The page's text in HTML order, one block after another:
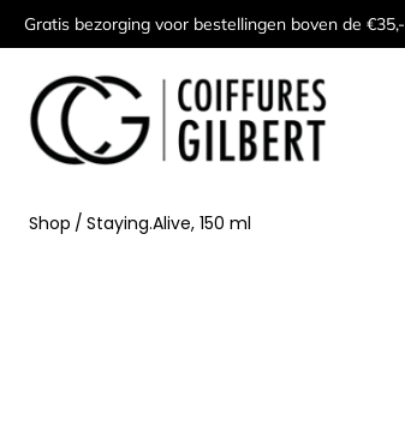
Gratis bezorging voor bestellingen boven de €35,-
Shop / Staying.Alive, 150 ml